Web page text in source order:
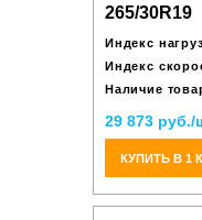
265/30R19
Индекс
Индекс
Наличие
29 873 руб./
КУПИТЬ В 1